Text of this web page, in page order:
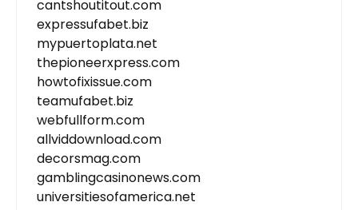
cantshoutitout.com
expressufabet.biz
mypuertoplata.net
thepioneerxpress.com
howtofixissue.com
teamufabet.biz
webfullform.com
allviddownload.com
decorsmag.com
gamblingcasinonews.com
universitiesofamerica.net